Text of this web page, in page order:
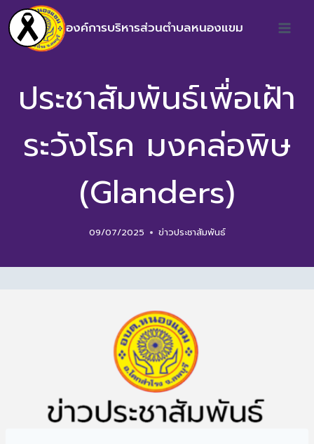
องค์การบริหารส่วนตำบลหนองแขม
ประชาสัมพันธ์เพื่อเฝ้า
ระวังโรค มงคล่อพิษ
(Glanders)
09/07/2025 ข่าวประชาสัมพันธ์